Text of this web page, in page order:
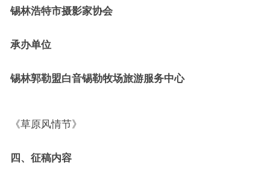
锡林浩特市摄影家协会
承办单位
锡林郭勒盟白音锡勒牧场旅游服务中心
《草原风情节》
四、征稿内容